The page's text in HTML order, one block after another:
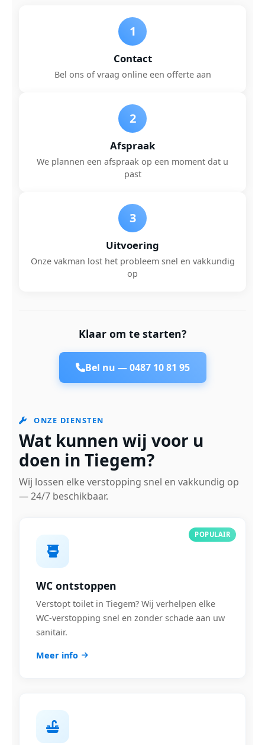
1
Contact
Bel ons of vraag online een offerte aan
2
Afspraak
We plannen een afspraak op een moment dat u
past
3
Uitvoering
Onze vakman lost het probleem snel en vakkundig
op
Klaar om te starten?
Bel nu —0487 10 81 95
ONZE DIENSTEN
Wat kunnen wij voor u
doen in Tiegem?
Wij lossen elke verstopping snel en vakkundig op
— 24/7 beschikbaar.
POPULAIR
WC ontstoppen
Verstopt toilet in Tiegem? Wij verhelpen elke
WC-verstopping snel en zonder schade aan uw
sanitair.
Meer info